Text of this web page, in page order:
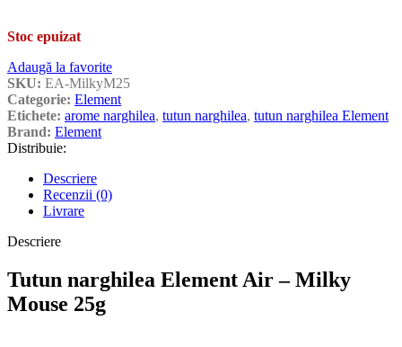
Stoc epuizat
Adaugă la favorite
SKU: EA-MilkyM25
Categorie: Element
Etichete: arome narghilea, tutun narghilea, tutun narghilea Element
Brand: Element
Distribuie:
Descriere
Recenzii (0)
Livrare
Descriere
Tutun narghilea Element Air – Milky
Mouse 25g